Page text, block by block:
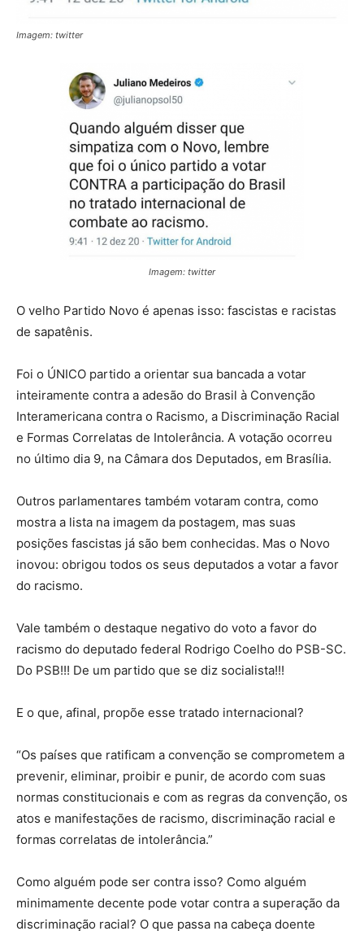
Imagem: twitter
Imagem: twitter
O velho Partido Novo é apenas isso: fascistas e racistas
de sapatênis.
Foi o ÚNICO partido a orientar sua bancada a votar
inteiramente contra a adesão do Brasil à Convenção
Interamericana contra o Racismo, a Discriminação Racial
e Formas Correlatas de Intolerância. A votação ocorreu
no último dia 9, na Câmara dos Deputados, em Brasília.
Outros parlamentares também votaram contra, como
mostra a lista na imagem da postagem, mas suas
posições fascistas já são bem conhecidas. Mas o Novo
inovou: obrigou todos os seus deputados a votar a favor
do racismo.
Vale também o destaque negativo do voto a favor do
racismo do deputado federal Rodrigo Coelho do PSB-SC.
Do PSB!!! De um partido que se diz socialista!!!
E o que, afinal, propõe esse tratado internacional?
“Os países que ratificam a convenção se comprometem a
prevenir, eliminar, proibir e punir, de acordo com suas
normas constitucionais e com as regras da convenção, os
atos e manifestações de racismo, discriminação racial e
formas correlatas de intolerância.”
Como alguém pode ser contra isso? Como alguém
minimamente decente pode votar contra a superação da
discriminação racial? O que passa na cabeça doente